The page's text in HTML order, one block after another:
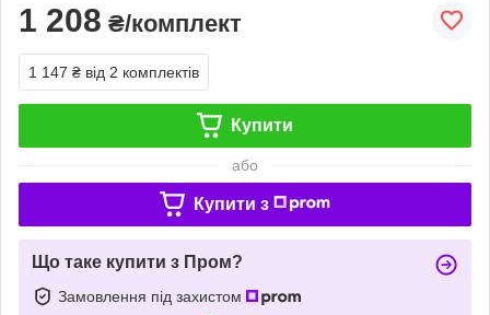
1 208 ₴/комплект
1 147 ₴ від 2 комплектів
Купити
або
Купити з
Що таке купити з Пром?
Замовлення під захистом